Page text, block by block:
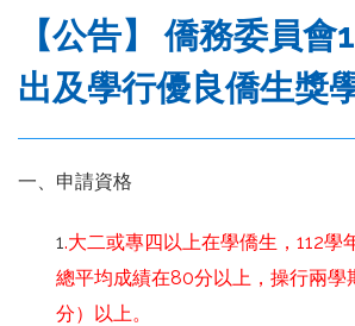
【公告】 僑務委員會
出及學行優良僑生獎
一、申請資格
1.大二或專四以上在學僑生，112學
總平均成績在80分以上，操行兩學
分）以上。